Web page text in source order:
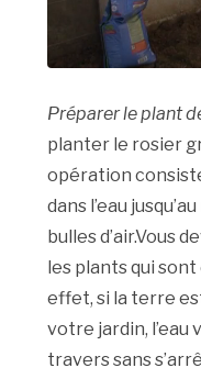
Préparer le plant
planter le rosier
opération
dans l’eau
bulles d’air.Vous
les plants qui
effet, si la terre
votre jardin, l’eau
travers sans